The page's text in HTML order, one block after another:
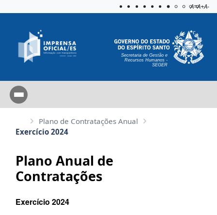
Aplicar
A=A+A-
Secretaria de Gestão e
Recursos Humanos -
SEGER
Plano de Contratações Anual
Exercício 2024
Plano Anual de
Contratações
Exercício 2024